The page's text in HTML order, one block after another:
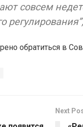
совсем
обратиться в
Next